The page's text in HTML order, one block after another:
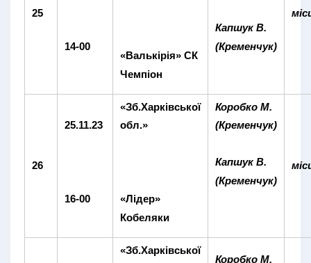
25
14-00
«Валькірія» CК
Чемпіон
Капшук В.
(Кременчук)
26
25.11.23
16-00
«Зб.Харківської
обл.»
«Лідер»
Кобеляки
Коробко М.
(Кременчук)
Капшук В.
(Кременчук)
«Зб.Харківської
Коробко М.